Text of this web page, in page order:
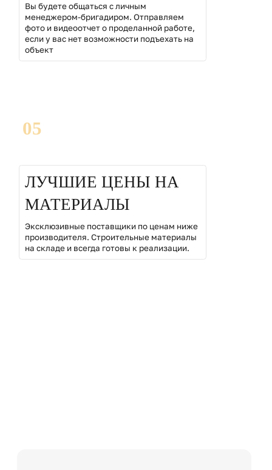
Вы будете общаться с личным
менеджером-бригадиром. Отправляем
фото и видеоотчет о проделанной работе,
если у вас нет возможности подъехать на
объект
05
ЛУЧШИЕ ЦЕНЫ НА
МАТЕРИАЛЫ
Эксклюзивные поставщики по ценам ниже
производителя. Строительные материалы
на складе и всегда готовы к реализации.